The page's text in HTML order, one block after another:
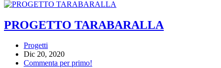
PROGETTO TARABARALLA
Progetti
Dic 20, 2020
Commenta per primo!